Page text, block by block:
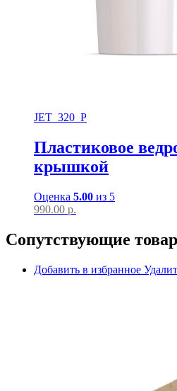
JET_320_P
Пластиковое
крышкой
Оценка 5.00 из 5
990.00 р.
Сопутствующие
Добавить в избранное